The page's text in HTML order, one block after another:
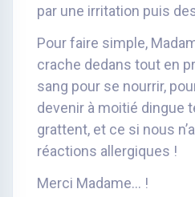
par une irritation puis
Pour faire simple,
crache dedans tout en
sang pour se nourrir,
devenir à moitié dingue
grattent, et ce si nous
réactions allergiques !
Merci Madame… !